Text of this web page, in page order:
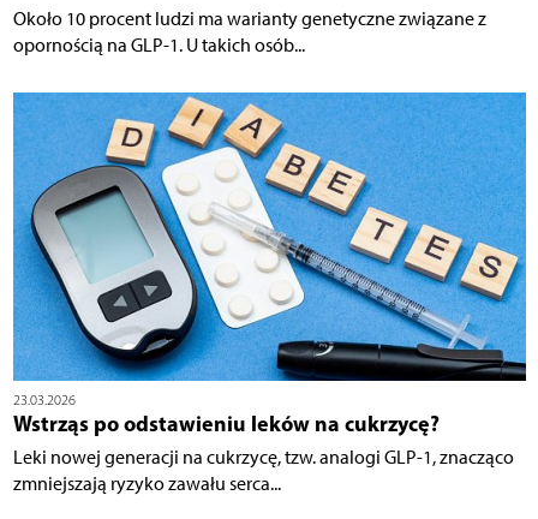
Około 10 procent ludzi ma warianty genetyczne związane z
opornością na GLP-1. U takich osób...
23.03.2026
Wstrząs po odstawieniu leków na cukrzycę?
Leki nowej generacji na cukrzycę, tzw. analogi GLP-1, znacząco
zmniejszają ryzyko zawału serca...